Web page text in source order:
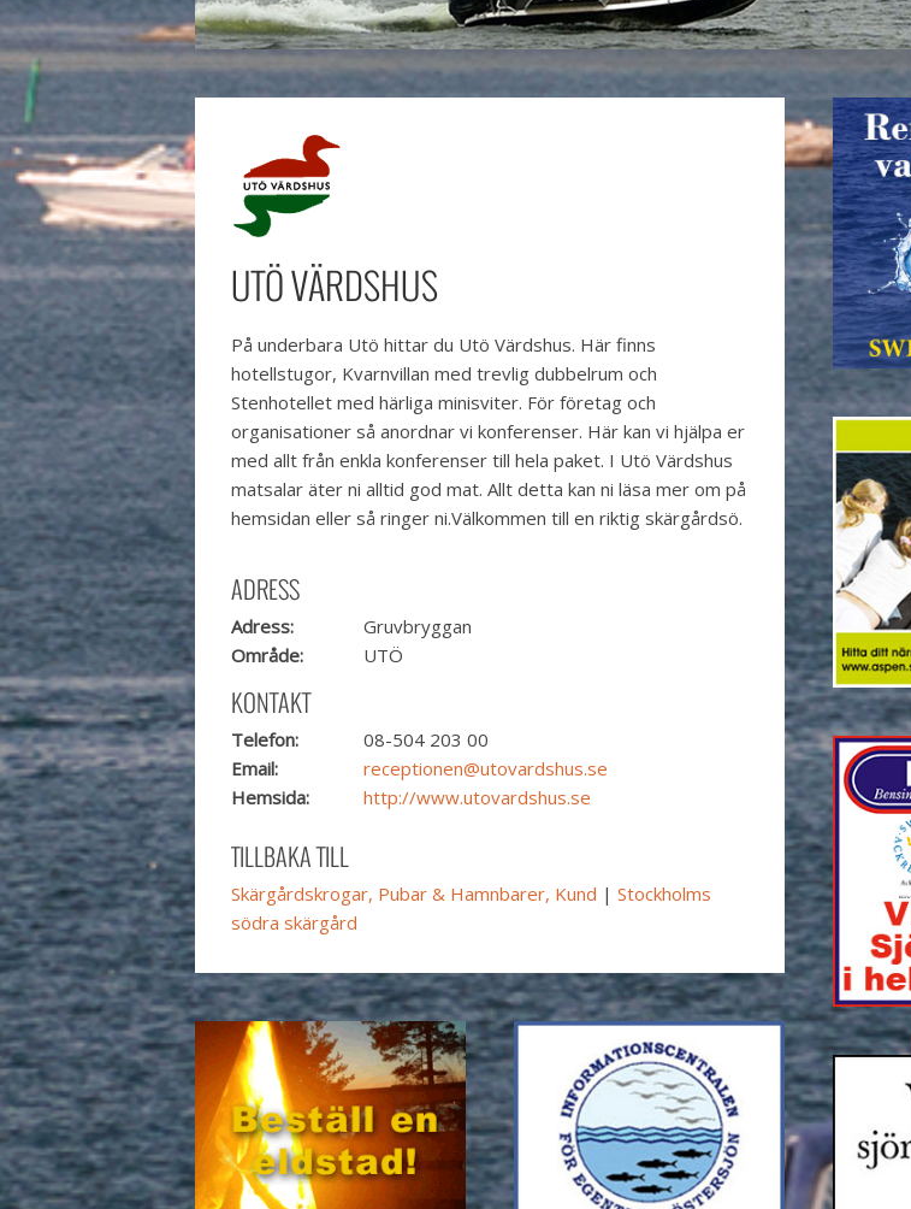
UTÖ VÄRDSHUS
På underbara Utö hittar du Utö Värdshus. Här finns
hotellstugor, Kvarnvillan med trevlig dubbelrum och
Stenhotellet med härliga minisviter. För företag och
organisationer så anordnar vi konferenser. Här kan vi hjälpa er
med allt från enkla konferenser till hela paket. I Utö Värdshus
matsalar äter ni alltid god mat. Allt detta kan ni läsa mer om på
hemsidan eller så ringer ni.Välkommen till en riktig skärgårdsö.
ADRESS
Adress:
Gruvbryggan
Område:
UTÖ
KONTAKT
Telefon:
08-504 203 00
Email:
receptionen@utovardshus.se
Hemsida:
http://www.utovardshus.se
TILLBAKA TILL
Skärgårdskrogar, Pubar & Hamnbarer, Kund | Stockholms
södra skärgård